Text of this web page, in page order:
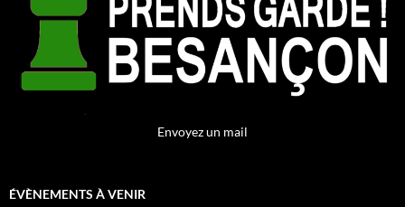
Envoyez un mail
ÉVÈNEMENTS À VENIR